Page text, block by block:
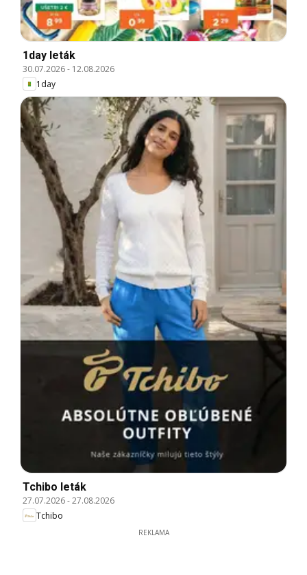
1day leták
30.07.2026- 12.08.2026
1day
Tchibo leták
27.07.2026-27.08.2026
Tchibo
REKLAMA